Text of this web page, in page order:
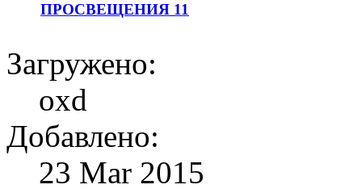
ПРОСВЕЩЕНИЯ 11
Загружено:
oxd
Добавлено:
23 Mar 2015